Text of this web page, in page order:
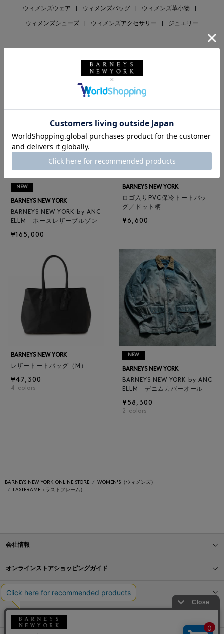
ウィメンズウェア ウィメンズバッグ ウィメンズ革小物
ウィメンズシューズ ウィメンズアクセサリー ジュエリー
NEW
BARNEYS NEW YORK
BARNEYS NEW YORK by ANC
ELLM ホースレザーブルゾン
¥165,000
BARNEYS NEW YORK
ロゴ入りPVC保冷トートバッ
グ／ドット柄
¥6,600
BARNEYS NEW YORK
レザートートバッグ（M）
¥47,300
4 colors
NEW
BARNEYS NEW YORK
BARNEYS NEW YORK by ANC
ELLM デニムカバーオール
¥58,300
2 colors
BARNEYS NEW YORK ONLINE STORE
WOMEN'S（ウィメンズ）
LASTFRAME（ラストフレーム）
会社情報
オンラインストアショッピングガイド
店舗情報
サービス